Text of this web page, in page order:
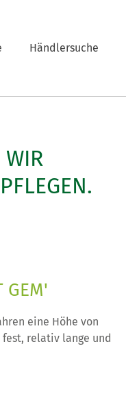
Händlersuche
WIR
GEM'
eine Höhe von
relativ lange und